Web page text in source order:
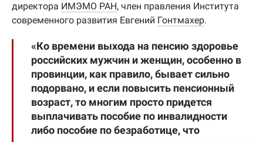
директора ИМЭМО РАН, член правления Института
современного развития Евгений Гонтмахер.
«Ко времени выхода на пенсию здоровье
российских мужчин и женщин, особенно в
провинции, как правило, бывает сильно
подорвано, и если повысить пенсионный
возраст, то многим просто придется
выплачивать пособие по инвалидности
либо пособие по безработице, что